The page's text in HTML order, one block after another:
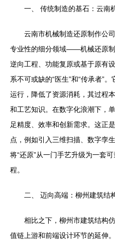
一、 传统制造的基石：云南
云南市机械制造还原制作公
专业性的细分领域——机械还原制
逆向工程、功能复原或基于原有
系不可或缺的“医生”和“传承者”
运行，降低了资源消耗，其过程
和工艺知识。在数字化浪潮下，
足精度、效率和创新需求。这正
点，例如引入三维扫描、数字孪
将“还原”从一门手艺升级为一套
程。
二、 迈向高端：柳州建筑结
相比之下，柳州市建筑结构
值链上游和前端设计环节的延伸